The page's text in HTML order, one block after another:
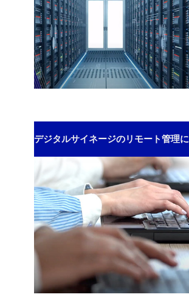
デジタルサイネージのリモート管理に